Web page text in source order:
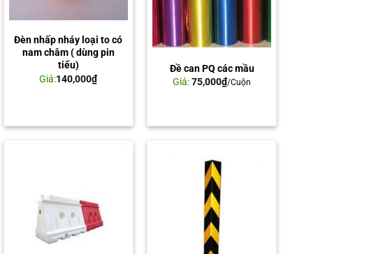
Đèn nhấp nháy loại to có
nam châm ( dùng pin
tiểu)
Giá:140,000₫
Đề can PQ các mầu
Giá:75,000₫/Cuộn